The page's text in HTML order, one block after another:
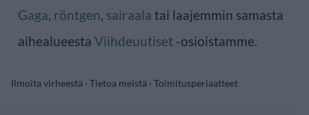
Gaga, röntgen, sairaala tai laajemmin samasta
aihealueesta Viihdeuutiset -osioistamme.
Ilmoita virheestä · Tietoa meistä · Toimitusperiaatteet